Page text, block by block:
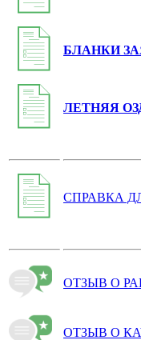
БЛАНКИ
ЛЕТНЯЯ
СПРАВКА
ОТЗЫВ О
ОТЗЫВ О